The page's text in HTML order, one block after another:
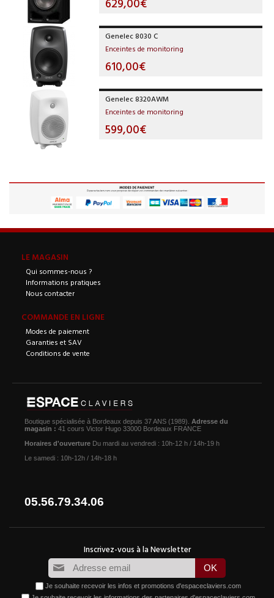
Genelec 8030 C
Enceintes de monitoring
610,00€
Genelec 8320AWM
Enceintes de monitoring
599,00€
LE MAGASIN
Qui sommes-nous ?
Informations pratiques
Nous contacter
COMMANDE EN LIGNE
Modes de paiement
Garanties et SAV
Conditions de vente
Boutique spécialisée à Bordeaux depuis 37 ANS (1989). Adresse du
magasin : 41 cours Victor Hugo 33000 Bordeaux FRANCE
Horaires d'ouverture Du mardi au vendredi : 10h-12 h / 14h-19 h
Le samedi : 10h-12h / 14h-18 h
05.56.79.34.06
Je souhaite recevoir les infos et promotions d'espaceclaviers.com